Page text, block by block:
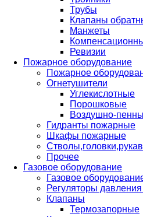
Трубы
Клапаны
Манжеты
Ревизии
Пожарное оборудование
Пожарное
Огнетушители
Углекислотные
Порошковые
Воздушно-
Гидранты пожарные
Шкафы пожарные
Прочее
Газовое оборудование
Газовое
Регуляторы давления
Клапаны
Термозапорные